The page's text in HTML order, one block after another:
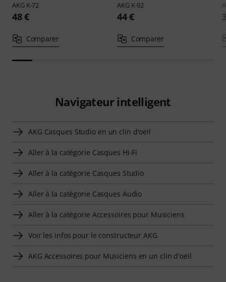
AKG K-72
48 €
Comparer
AKG K-92
44 €
Comparer
Navigateur intelligent
AKG Casques Studio en un clin d'oeil
Aller à la catégorie Casques Hi-Fi
Aller à la catégorie Casques Studio
Aller à la catégorie Casques Audio
Aller à la catégorie Accessoires pour Musiciens
Voir les infos pour le constructeur AKG
AKG Accessoires pour Musiciens en un clin d'oeil